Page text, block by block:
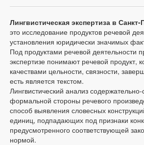
Лингвистическая экспертиза в
это исследование продуктов речевой
установления юридически значимых
Под продуктами речевой деятельности
экспертизе понимают речевой продукт,
качествами цельности, связности,
есть является текстом.
Лингвистический анализ
формальной стороны речевого
способ выявления словесных
единиц, подпадающих под признаки
предусмотренного соответствующей
нормой.